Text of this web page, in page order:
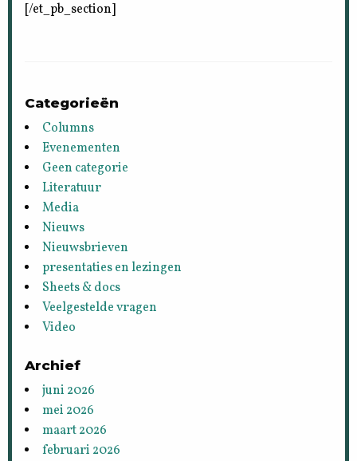
[/et_pb_section]
Categorieën
Columns
Evenementen
Geen categorie
Literatuur
Media
Nieuws
Nieuwsbrieven
presentaties en lezingen
Sheets & docs
Veelgestelde vragen
Video
Archief
juni 2026
mei 2026
maart 2026
februari 2026